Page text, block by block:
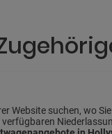
Website suchen, wo